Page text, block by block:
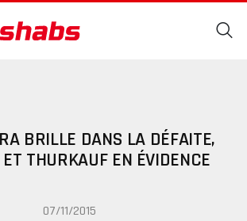
BRILLE DANS LA DÉFAITE,
THURKAUF EN ÉVIDENCE
07/11/2015